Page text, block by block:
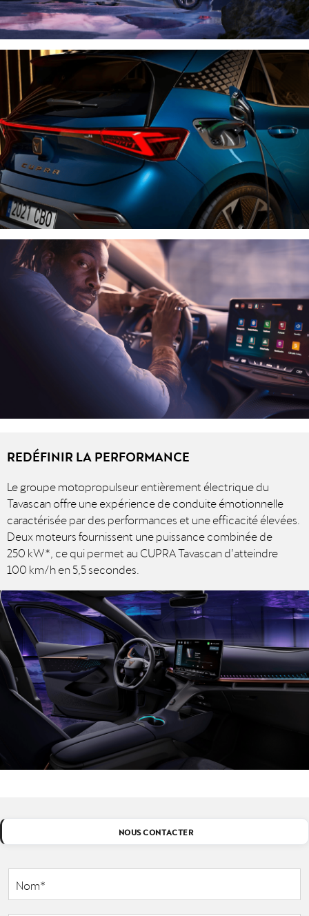
REDÉFINIR LA PERFORMANCE
Le groupe motopropulseur entièrement électrique du
Tavascan offre une expérience de conduite émotionnelle
caractérisée par des performances et une efficacité élevées.
Deux moteurs fournissent une puissance combinée de
250 kW*, ce qui permet au CUPRA Tavascan d’atteindre
100 km/h en 5,5 secondes.
NOUS CONTACTER